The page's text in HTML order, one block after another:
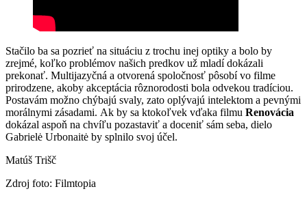
Stačilo ba sa pozrieť na situáciu z trochu inej optiky a bolo by
zrejmé, koľko problémov našich predkov už mladí dokázali
prekonať. Multijazyčná a otvorená spoločnosť pôsobí vo filme
prirodzene, akoby akceptácia rôznorodosti bola odvekou tradíciou.
Postavám možno chýbajú svaly, zato oplývajú intelektom a pevnými
morálnymi zásadami. Ak by sa ktokoľvek vďaka filmu Renovácia
dokázal aspoň na chvíľu pozastaviť a doceniť sám seba, dielo
Gabrielė Urbonaitė by splnilo svoj účel.
Matúš Trišč
Zdroj foto: Filmtopia